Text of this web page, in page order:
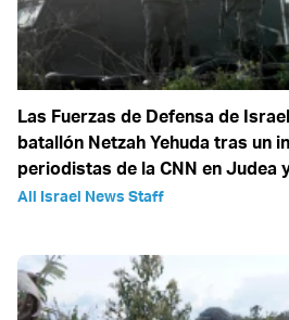
Las Fuerzas de Defensa de
batallón Netzah Yehuda tras un
periodistas de la CNN en Judea
All Israel News Staff